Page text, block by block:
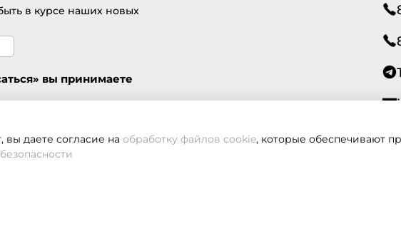
в курсе наших новых
вы принимаете
даете согласие на обработку файлов cookie, которые обеспечивают